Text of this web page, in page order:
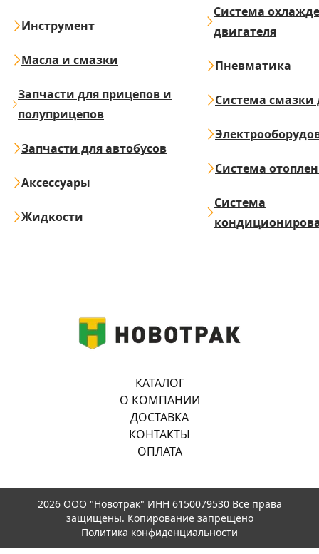
Инструмент
Масла и смазки
Запчасти для прицепов и
полуприцепов
Запчасти для автобусов
Аксессуары
Жидкости
Система
двигателя
Пневматика
Система смазки
Система
Система
КАТАЛОГ
О КОМПАНИИ
ДОСТАВКА
КОНТАКТЫ
ОПЛАТА
2026 ООО "Новотрак" ИНН 6150079530 Все права
защищены. Копирование запрещено
Политика конфиденциальности